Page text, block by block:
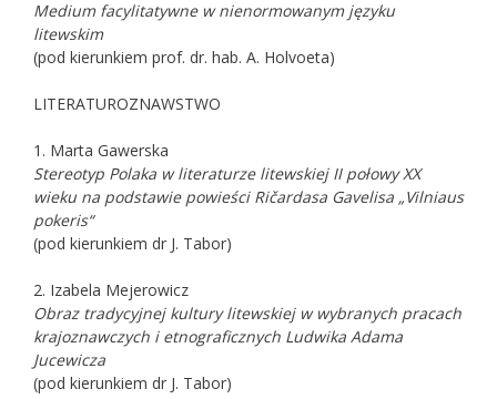
Medium facylitatywne w nienormowanym języku
litewskim
(pod kierunkiem prof. dr. hab. A. Holvoeta)
LITERATUROZNAWSTWO
1. Marta Gawerska
Stereotyp Polaka w literaturze litewskiej II połowy XX
wieku na podstawie powieści Ričardasa Gavelisa „Vilniaus
pokeris“
(pod kierunkiem dr J. Tabor)
2. Izabela Mejerowicz
Obraz tradycyjnej kultury litewskiej w wybranych pracach
krajoznawczych i etnograficznych Ludwika Adama
Jucewicza
(pod kierunkiem dr J. Tabor)